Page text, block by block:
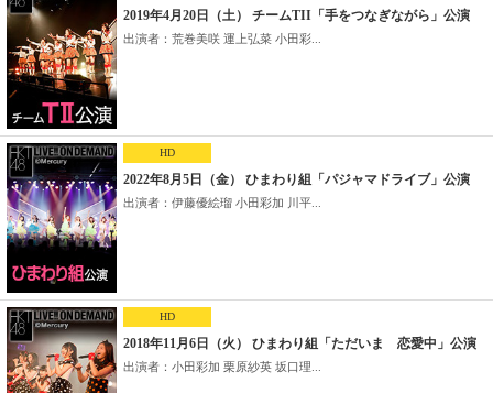
2019年4月20日（土） チームTII「手をつなぎながら」公演
出演者：荒巻美咲 運上弘菜 小田彩...
HD
2022年8月5日（金） ひまわり組「パジャマドライブ」公演
出演者：伊藤優絵瑠 小田彩加 川平...
HD
2018年11月6日（火） ひまわり組「ただいま 恋愛中」公演
出演者：小田彩加 栗原紗英 坂口理...